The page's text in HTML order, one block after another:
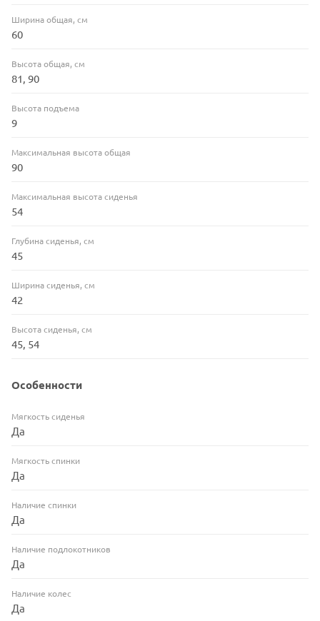
Ширина общая, см
60
Высота общая, см
81, 90
Высота подъема
9
Максимальная высота общая
90
Максимальная высота сиденья
54
Глубина сиденья, см
45
Ширина сиденья, см
42
Высота сиденья, см
45, 54
Особенности
Мягкость сиденья
Да
Мягкость спинки
Да
Наличие спинки
Да
Наличие подлокотников
Да
Наличие колес
Да